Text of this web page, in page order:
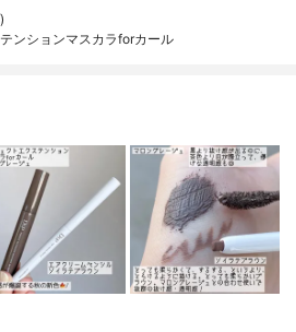
ンションマスカラforカール